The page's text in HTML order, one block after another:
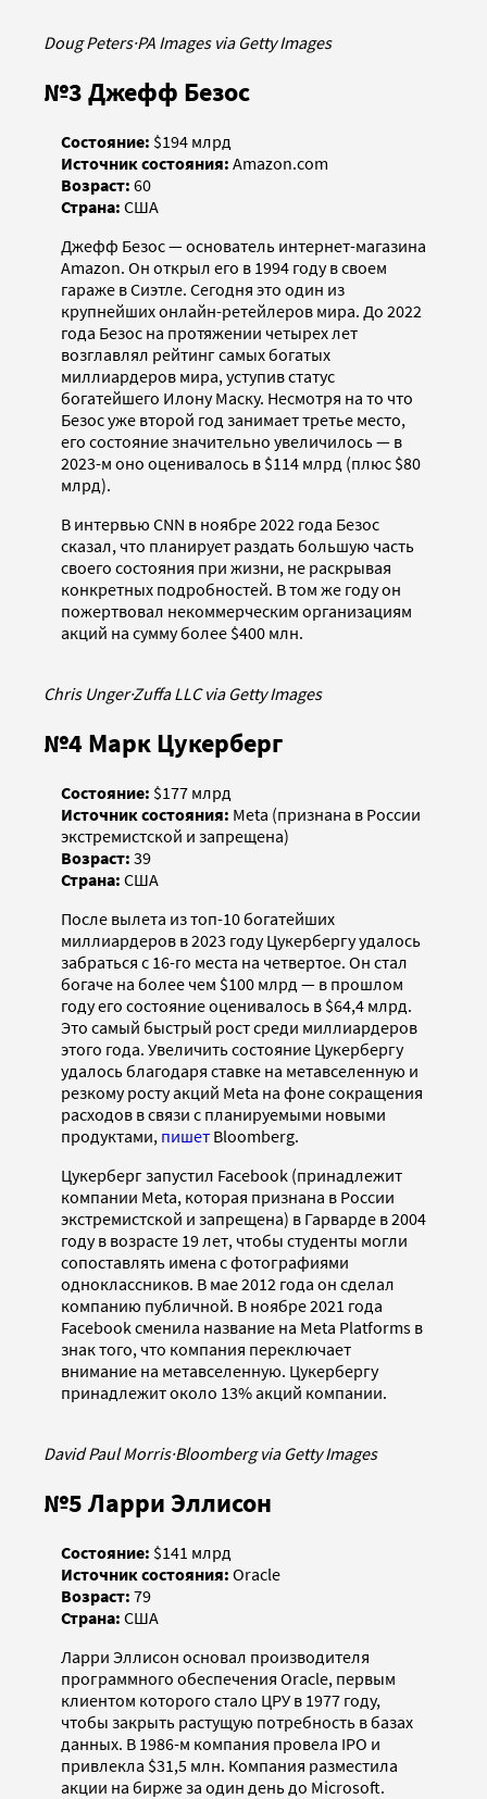
Doug Peters·PA Images via Getty Images
№3 Джефф Безос
Состояние: $194 млрд
Источник состояния: Amazon.com
Возраст: 60
Страна: США
Джефф Безос — основатель интернет-магазина
Amazon. Он открыл его в 1994 году в своем
гараже в Сиэтле. Сегодня это один из
крупнейших онлайн-ретейлеров мира. До 2022
года Безос на протяжении четырех лет
возглавлял рейтинг самых богатых
миллиардеров мира, уступив статус
богатейшего Илону Маску. Несмотря на то что
Безос уже второй год занимает третье место,
его состояние значительно увеличилось — в
2023-м оно оценивалось в $114 млрд (плюс $80
млрд).
В интервью CNN в ноябре 2022 года Безос
сказал, что планирует раздать большую часть
своего состояния при жизни, не раскрывая
конкретных подробностей. В том же году он
пожертвовал некоммерческим организациям
акций на сумму более $400 млн.
Chris Unger·Zuffa LLC via Getty Images
№4 Марк Цукерберг
Состояние: $177 млрд
Источник состояния: Meta (признана в России
экстремистской и запрещена)
Возраст: 39
Страна: США
После вылета из топ-10 богатейших
миллиардеров в 2023 году Цукербергу удалось
забраться с 16-го места на четвертое. Он стал
богаче на более чем $100 млрд — в прошлом
году его состояние оценивалось в $64,4 млрд.
Это самый быстрый рост среди миллиардеров
этого года. Увеличить состояние Цукербергу
удалось благодаря ставке на метавселенную и
резкому росту акций Meta на фоне сокращения
расходов в связи с планируемыми новыми
продуктами, пишет Bloomberg.
Цукерберг запустил Facebook (принадлежит
компании Meta, которая признана в России
экстремистской и запрещена) в Гарварде в 2004
году в возрасте 19 лет, чтобы студенты могли
сопоставлять имена с фотографиями
одноклассников. В мае 2012 года он сделал
компанию публичной. В ноябре 2021 года
Facebook сменила название на Meta Platforms в
знак того, что компания переключает
внимание на метавселенную. Цукербергу
принадлежит около 13% акций компании.
David Paul Morris·Bloomberg via Getty Images
№5 Ларри Эллисон
Состояние: $141 млрд
Источник состояния: Oracle
Возраст: 79
Страна: США
Ларри Эллисон основал производителя
программного обеспечения Oracle, первым
клиентом которого стало ЦРУ в 1977 году,
чтобы закрыть растущую потребность в базах
данных. В 1986-м компания провела IPO и
привлекла $31,5 млн. Компания разместила
акции на бирже за один день до Microsoft.